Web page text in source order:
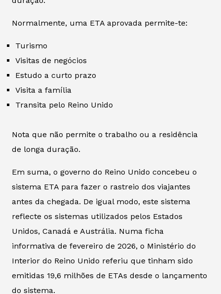
Normalmente, uma ETA aprovada permite-te:
Turismo
Visitas de negócios
Estudo a curto prazo
Visita a família
Transita pelo Reino Unido
Nota que não permite o trabalho ou a residência
de longa duração.
Em suma, o governo do Reino Unido concebeu o
sistema ETA para fazer o rastreio dos viajantes
antes da chegada. De igual modo, este sistema
reflecte os sistemas utilizados pelos Estados
Unidos, Canadá e Austrália. Numa ficha
informativa de fevereiro de 2026, o Ministério do
Interior do Reino Unido referiu que tinham sido
emitidas 19,6 milhões de ETAs desde o lançamento
do sistema.